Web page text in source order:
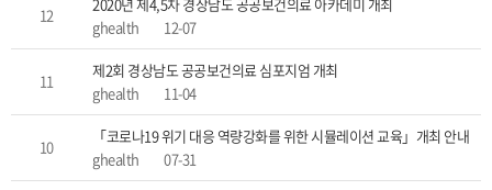
12
ghealth
12-07
11
제2회 경상남도 공공보건의료 심포지엄 개최
ghealth
11-04
10
「코로나19 위기 대응 역량강화를 위한 시뮬레이션 교육」개최 안내
ghealth
07-31